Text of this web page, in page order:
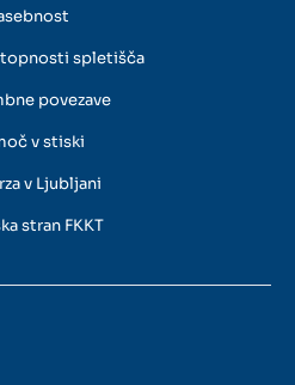
spletišča
povezave
v stiski
v Ljubljani
stran FKKT